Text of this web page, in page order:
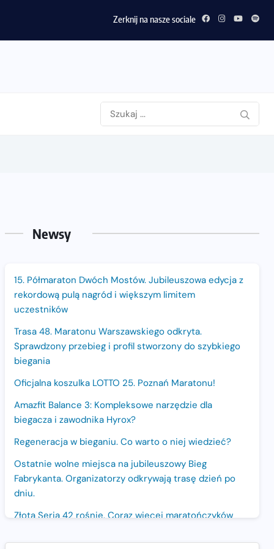
Zerknij na nasze sociale
Newsy
15. Półmaraton Dwóch Mostów. Jubileuszowa edycja z
rekordową pulą nagród i większym limitem
uczestników
Trasa 48. Maratonu Warszawskiego odkryta.
Sprawdzony przebieg i profil stworzony do szybkiego
biegania
Oficjalna koszulka LOTTO 25. Poznań Maratonu!
Amazfit Balance 3: Kompleksowe narzędzie dla
biegacza i zawodnika Hyrox?
Regeneracja w bieganiu. Co warto o niej wiedzieć?
Ostatnie wolne miejsca na jubileuszowy Bieg
Fabrykanta. Organizatorzy odkrywają trasę dzień po
dniu.
Złota Seria 42 rośnie. Coraz więcej maratończyków
Polsce